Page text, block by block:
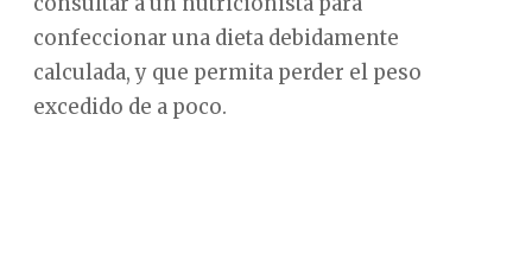
confeccionar una dieta debidamente
calculada, y que permita perder el peso
excedido de a poco.